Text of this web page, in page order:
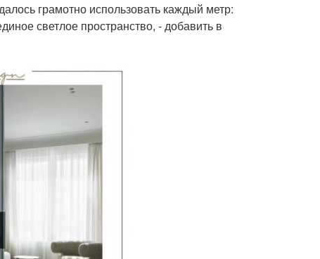
грамотно использовать каждый метр:
светлое пространство, - добавить в